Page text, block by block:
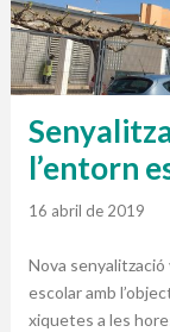
l’entorn
16 abril de 2019
Nova
escolar amb
xiquetes a les